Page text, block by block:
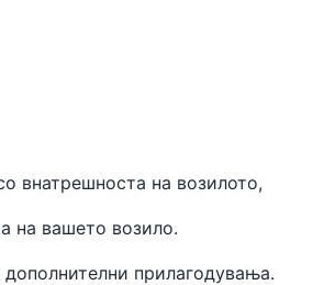
внатрешноста на возилото,
на вашето возило.
прилагодувања.